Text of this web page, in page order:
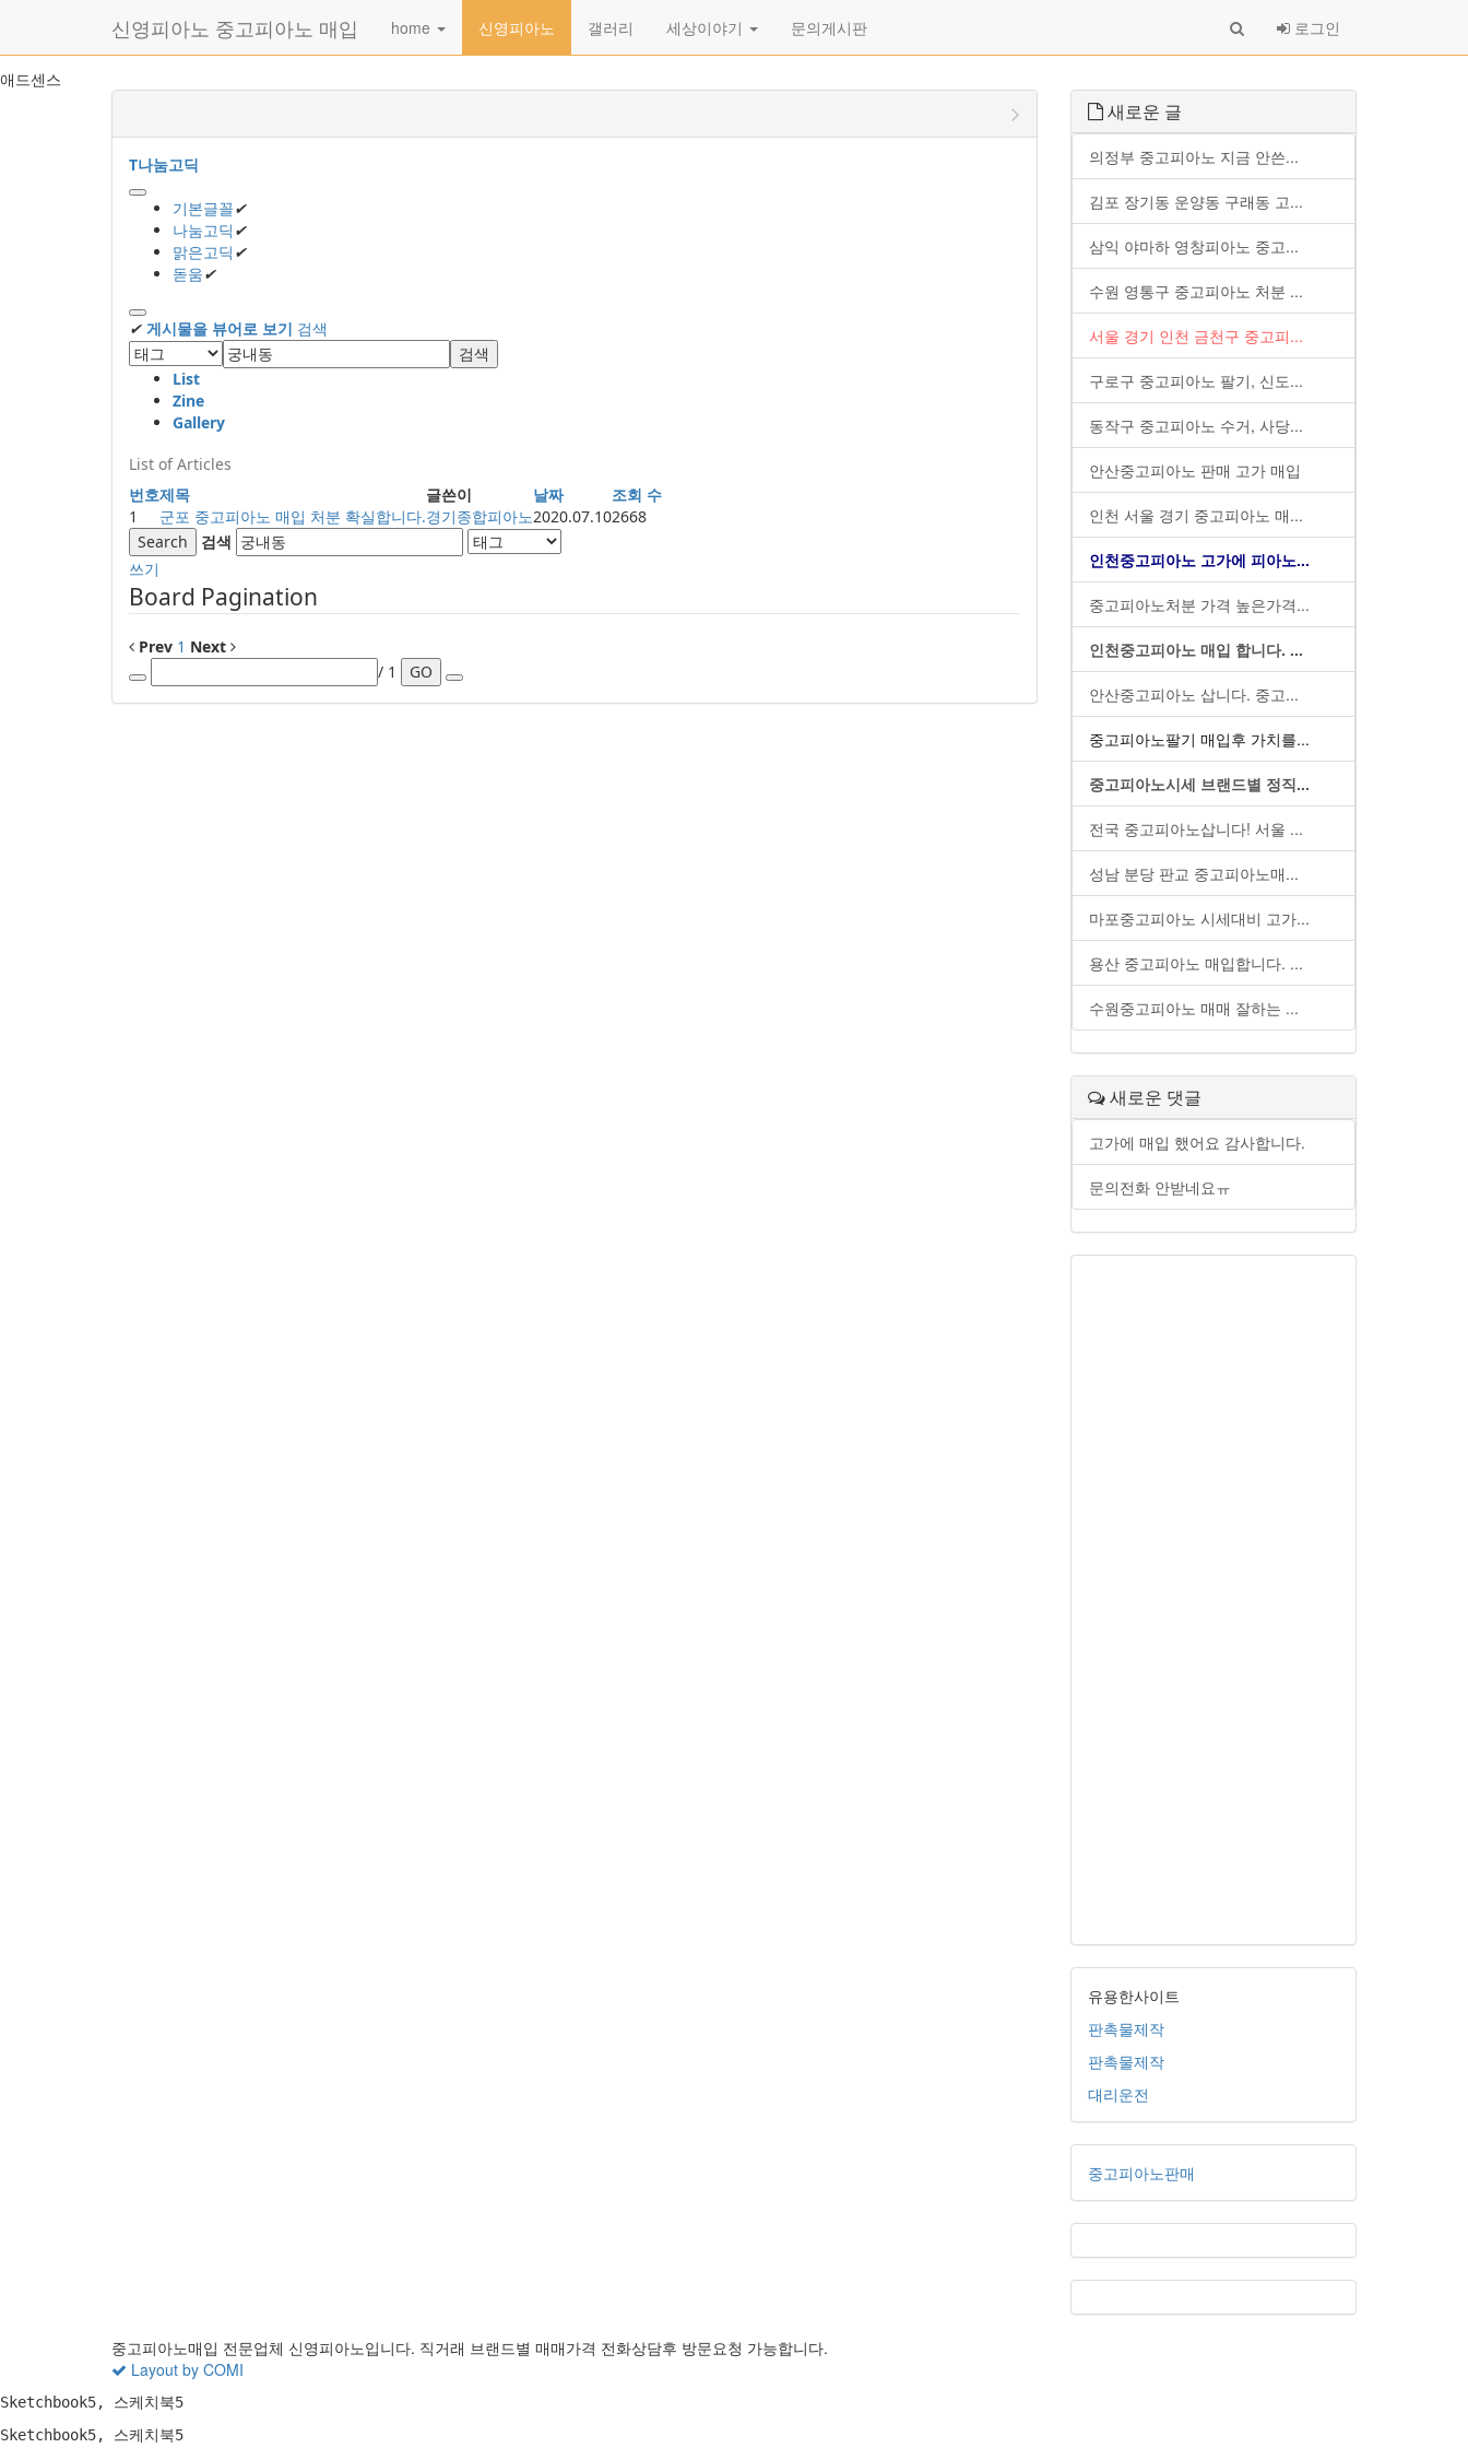
애드센스
뉴
토
하
신영피아노 중고피아노 매입 home 신영피아노 갤러리 세상이야기 문의게시판 로그인
T나눔고딕
기본글꼴✔
나눔고딕 ✔
맑은고딕 ✔
돋움✔
✔ 게시물을 뷰어로 보기 검색
검색
List
Zine
Gallery
List of Articles
번호제목 글쓴이 날짜
조회 수
1
군포 중고피아노 매입 처분 확실합니다.경기종합피아노2020.07.102668
Search
검색
쓰기
Board Pagination
Prev 1 Next
/ 1
GO
새로운 글
의정부 중고피아노 지금 안쓴...
김포 장기동 운양동 구래동 고...
삼익 야마하 영창피아노 중고...
수원 영통구 중고피아노 처분 ...
서울 경기 인천 금천구 중고피...
구로구 중고피아노 팔기, 신도...
동작구 중고피아노 수거, 사당...
안산중고피아노 판매 고가 매입
인천 서울 경기 중고피아노 매...
인천중고피아노 고가에 피아노...
중고피아노처분 가격 높은가격...
인천중고피아노 매입 합니다. ...
안산중고피아노 삽니다. 중고...
중고피아노팔기 매입후 가치를...
중고피아노시세 브랜드별 정직...
전국 중고피아노삽니다! 서울 ...
성남 분당 판교 중고피아노매...
마포중고피아노 시세대비 고가...
용산 중고피아노 매입합니다. ...
수원중고피아노 매매 잘하는 ...
새로운 댓글
고가에 매입 했어요 감사합니다.
문의전화 안받네요ㅠ
유용한사이트
판촉물제작
판촉물제작
대리운전
중고피아노판매
중고피아노매입 전문업체 신영피아노입니다. 직거래 브랜드별 매매가격 전화상담후 방문요청 가능합니다.
Layout by COMI
Sketchbook5, 스케치북5
Sketchbook5, 스케치북5